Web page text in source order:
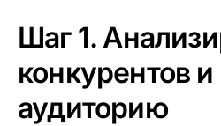
Шаг 1.
конкурентов
аудиторию